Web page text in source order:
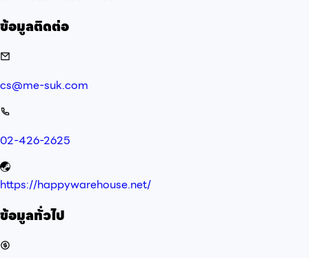
ข้อมูลติดต่อ
cs@me-suk.com
02-426-2625
https://happywarehouse.net/
ข้อมูลทั่วไป